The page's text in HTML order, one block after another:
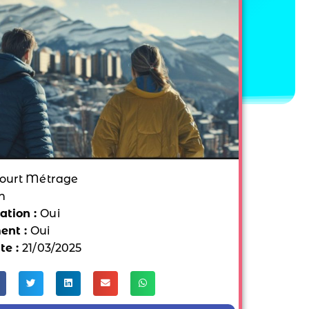
Métrage
:Oui
:Oui
:21/03/2025